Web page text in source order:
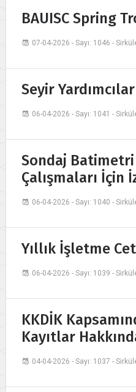
BAUISC Spring
07-04-2026 - Sayı: 1046 -
Seyir
06-04-2026 - Sayı: 1041 -
Sondaj Batimetri
Çalışmaları İçin
06-04-2026 - Sayı: 1040 -
Yıllık İşletme
06-04-2026 - Sayı: 1039 -
KKDİK
Kayıtlar
04-04-2026 - Sayı: 1037 -